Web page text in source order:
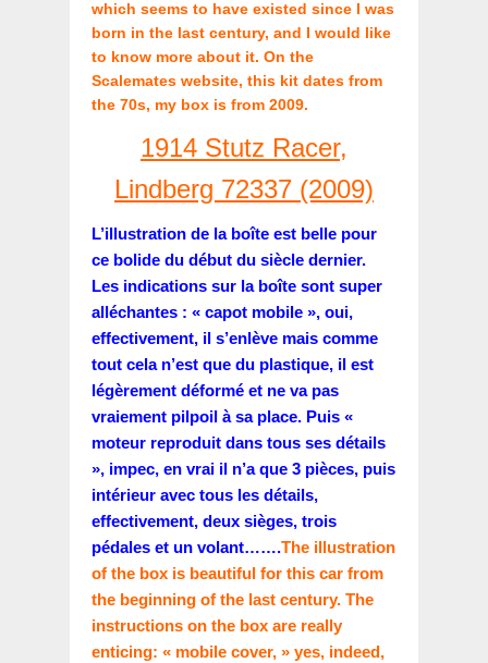
which seems to have existed since I was
born in the last century, and I would like
to know more about it. On the
Scalemates website, this kit dates from
the 70s, my box is from 2009.
1914 Stutz Racer,
Lindberg 72337 (2009)
L’illustration de la boîte est belle pour
ce bolide du début du siècle dernier.
Les indications sur la boîte sont super
alléchantes : « capot mobile », oui,
effectivement, il s’enlève mais comme
tout cela n’est que du plastique, il est
légèrement déformé et ne va pas
vraiement pilpoil à sa place. Puis «
moteur reproduit dans tous ses détails
», impec, en vrai il n’a que 3 pièces, puis
intérieur avec tous les détails,
effectivement, deux sièges, trois
pédales et un volant…….The illustration
of the box is beautiful for this car from
the beginning of the last century. The
instructions on the box are really
enticing: « mobile cover, » yes, indeed,